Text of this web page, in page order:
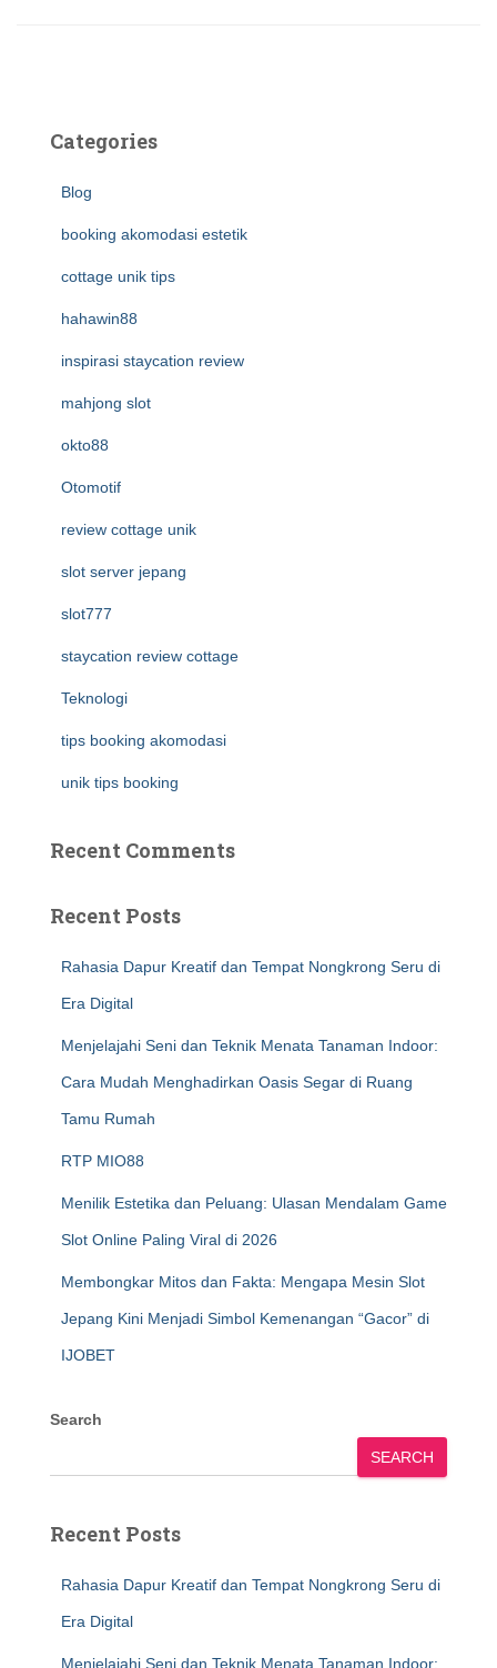
Categories
Blog
booking akomodasi estetik
cottage unik tips
hahawin88
inspirasi staycation review
mahjong slot
okto88
Otomotif
review cottage unik
slot server jepang
slot777
staycation review cottage
Teknologi
tips booking akomodasi
unik tips booking
Recent Comments
Recent Posts
Rahasia Dapur Kreatif dan Tempat Nongkrong Seru di
Era Digital
Menjelajahi Seni dan Teknik Menata Tanaman Indoor:
Cara Mudah Menghadirkan Oasis Segar di Ruang
Tamu Rumah
RTP MIO88
Menilik Estetika dan Peluang: Ulasan Mendalam Game
Slot Online Paling Viral di 2026
Membongkar Mitos dan Fakta: Mengapa Mesin Slot
Jepang Kini Menjadi Simbol Kemenangan “Gacor” di
IJOBET
Search
SEARCH
Recent Posts
Rahasia Dapur Kreatif dan Tempat Nongkrong Seru di
Era Digital
Menjelajahi Seni dan Teknik Menata Tanaman Indoor: